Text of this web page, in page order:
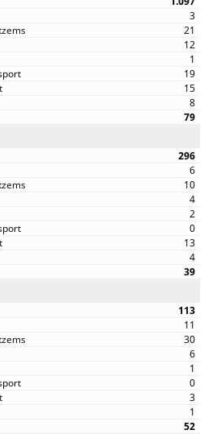
3
21
12
1
19
15
8
79
296
6
10
4
2
0
13
4
39
113
11
30
6
1
0
3
1
52